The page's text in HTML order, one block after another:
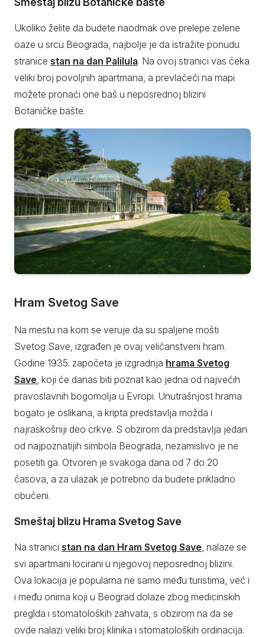
Ukoliko želite da budete naodmak ove prelepe zelene
oaze u srcu Beograda, najbolje je da istražite ponudu
stranice stan na dan Palilula. Na ovoj stranici vas čeka
veliki broj povoljnih apartmana, a prevlačeći na mapi
možete pronaći one baš u neposrednoj blizini
Botaničke bašte.
Hram Svetog Save
Na mestu na kom se veruje da su spaljene mošti
Svetog Save, izgrađen je ovaj veličanstveni hram.
Godine 1935. započeta je izgradnja hrama Svetog
Save, koji će danas biti poznat kao jedna od najvećih
pravoslavnih bogomolja u Evropi. Unutrašnjost hrama
bogato je oslikana, a kripta predstavlja možda i
najraskošniji deo crkve. S obzirom da predstavlja jedan
od najpoznatijih simbola Beograda, nezamislivo je ne
posetiti ga. Otvoren je svakoga dana od 7 do 20
časova, a za ulazak je potrebno da budete prikladno
obučeni.
Smeštaj blizu Hrama Svetog Save
Na stranici stan na dan Hram Svetog Save, nalaze se
svi apartmani locirani u njegovoj neposrednoj blizini.
Ova lokacija je popularna ne samo među turistima, već i
i među onima koji u Beograd dolaze zbog medicinskih
preglda i stomatoloških zahvata, s obzirom na da se
ovde nalazi veliki broj klinika i stomatoloških ordinacija.